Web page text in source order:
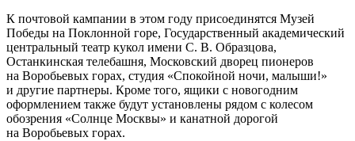
К почтовой кампании в этом году присоединятся Музей
Победы на Поклонной горе, Государственный академический
центральный театр кукол имени С. В. Образцова,
Останкинская телебашня, Московский дворец пионеров
на Воробьевых горах, студия «Спокойной ночи, малыши!»
и другие партнеры. Кроме того, ящики с новогодним
оформлением также будут установлены рядом с колесом
обозрения «Солнце Москвы» и канатной дорогой
на Воробьевых горах.